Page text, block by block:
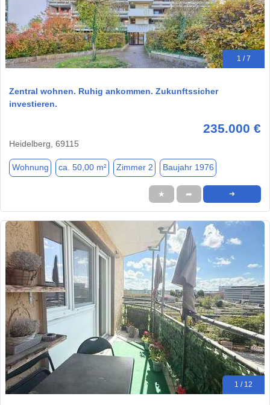
1 / 7
Zentral wohnen. Ruhig ankommen. Zukunftssicher
investieren.
235.000 €
Heidelberg, 69115
Wohnung ca. 50,00 m² Zimmer 2 Baujahr 1976
★ ➦ ➜
1 / 12